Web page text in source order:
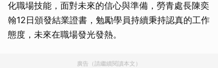
化職場技能，面對未來的信心與準備，勞青處長陳奕
翰12日頒發結業證書，勉勵學員持續秉持認真的工作
態度，未來在職場發光發熱。
廣告（請繼續閱讀本文）